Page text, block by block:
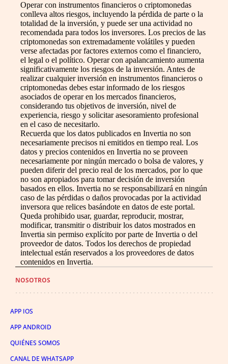
Operar con instrumentos financieros o criptomonedas
conlleva altos riesgos, incluyendo la pérdida de parte o la
totalidad de la inversión, y puede ser una actividad no
recomendada para todos los inversores. Los precios de las
criptomonedas son extremadamente volátiles y pueden
verse afectadas por factores externos como el financiero,
el legal o el político. Operar con apalancamiento aumenta
significativamente los riesgos de la inversión. Antes de
realizar cualquier inversión en instrumentos financieros o
criptomonedas debes estar informado de los riesgos
asociados de operar en los mercados financieros,
considerando tus objetivos de inversión, nivel de
experiencia, riesgo y solicitar asesoramiento profesional
en el caso de necesitarlo.
Recuerda que los datos publicados en Invertia no son
necesariamente precisos ni emitidos en tiempo real. Los
datos y precios contenidos en Invertia no se proveen
necesariamente por ningún mercado o bolsa de valores, y
pueden diferir del precio real de los mercados, por lo que
no son apropiados para tomar decisión de inversión
basados en ellos. Invertia no se responsabilizará en ningún
caso de las pérdidas o daños provocadas por la actividad
inversora que relices basándote en datos de este portal.
Queda prohibido usar, guardar, reproducir, mostrar,
modificar, transmitir o distribuir los datos mostrados en
Invertia sin permiso explícito por parte de Invertia o del
proveedor de datos. Todos los derechos de propiedad
intelectual están reservados a los proveedores de datos
contenidos en Invertia.
NOSOTROS
APP IOS
APP ANDROID
QUIÉNES SOMOS
CANAL DE WHATSAPP